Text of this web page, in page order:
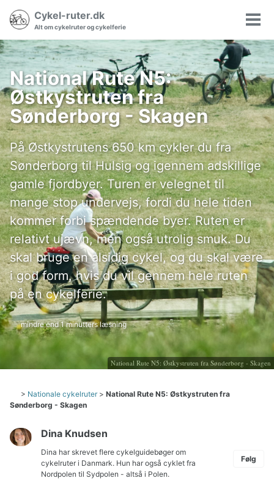
hovedmenuen
indholdet
sidefoden
Cykel-ruter.dk
Alt om cykelruter og cykelferie
SøgningVis/
National Rute N5:
Østkystruten fra
Sønderborg - Skagen
På Østkystrutens 650 km cykler du fra
Sønderborg til Hulsig og igennem adskillige
gamle fjordbyer. Turen er velegnet til
mange stop undervejs, fordi du hele tiden
kommer forbi spændende byer. Ruten er
relativt ujævn, men også utrolig smuk. Du
skal bruge en alsidig cykel, og du skal være
i god form, hvis du vil gennem hele ruten
på en cykelferie.
mindre end 1 minutters læsning
National Rute N5: Østkystruten fra Sønderborg - Skagen
> Nationale cykelruter > National Rute N5: Østkystruten fra
Sønderborg - Skagen
Dina Knudsen
Dina har skrevet flere cykelguidebøger om
cykelruter i Danmark. Hun har også cyklet fra
Nordpolen til Sydpolen - altså i Polen.
Følg